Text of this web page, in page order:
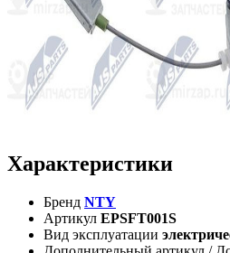
Характеристики
Бренд NTY
Артикул EPSFT001S
Вид эксплуатации